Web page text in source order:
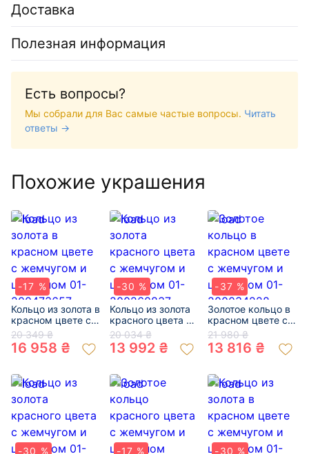
Доставка
Полезная информация
Есть вопросы?
Мы собрали для Вас самые частые вопросы. Читать
ответы →
Похожие украшения
-17 %
Кольцо из золота в
красном цвете с
жемчугом и
цирконом 01-
200473657
20 349 ₴
16 958 ₴
-30 %
Кольцо из золота
красного цвета с
жемчугом и
цирконом 01-
200260837
20 034 ₴
13 992 ₴
-37 %
Золотое кольцо в
красном цвете с
жемчугом и
цирконом 01-
200034228
21 980 ₴
13 816 ₴
-30 %
-17 %
-30 %